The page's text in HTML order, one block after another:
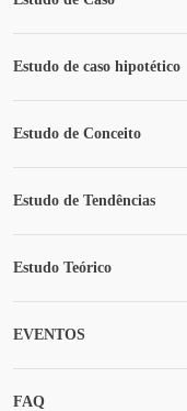
Estudo de caso hipotético
Estudo de Conceito
Estudo de Tendências
Estudo Teórico
EVENTOS
FAQ